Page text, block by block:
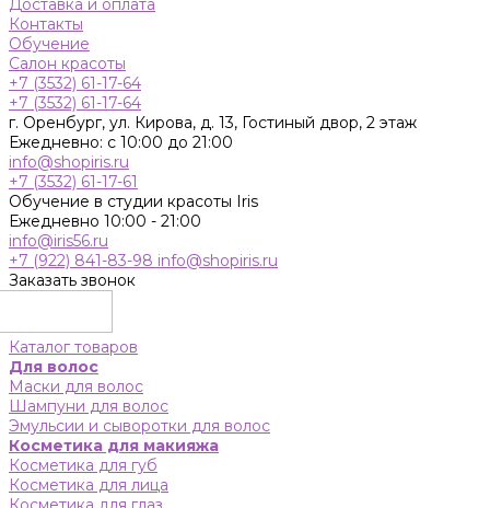
Доставка и оплата
Контакты
Обучение
Салон красоты
+7 (3532) 61-17-64
+7 (3532) 61-17-64
г. Оренбург, ул. Кирова, д. 13, Гостиный двор, 2 этаж
Ежедневно: с 10:00 до 21:00
info@shopiris.ru
+7 (3532) 61-17-61
Обучение в студии красоты Iris
Ежедневно 10:00 - 21:00
info@iris56.ru
+7 (922) 841-83-98 info@shopiris.ru
Заказать звонок
Каталог товаров
Для волос
Маски для волос
Шампуни для волос
Эмульсии и сыворотки для волос
Косметика для макияжа
Косметика для губ
Косметика для лица